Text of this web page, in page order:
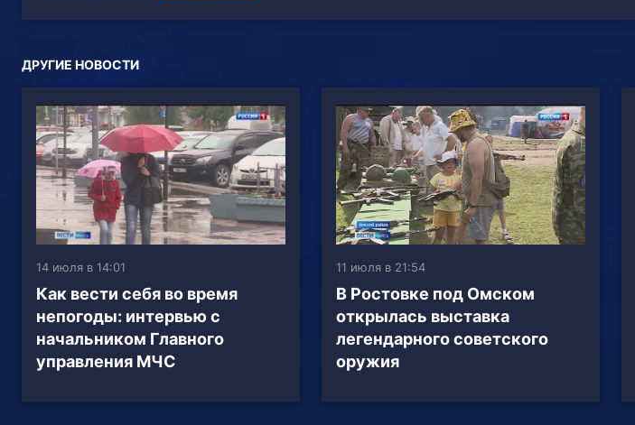
ДРУГИЕ НОВОСТИ
14 июля в 14:01
Как вести себя во время
непогоды: интервью с
начальником Главного
управления МЧС
11 июля в 21:54
В Ростовке под Омском
открылась выставка
легендарного советского
оружия